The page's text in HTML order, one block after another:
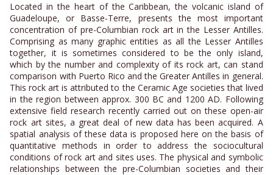
Located in the heart of the Caribbean, the volcanic island of
Guadeloupe, or Basse-Terre, presents the most important
concentration of pre-Columbian rock art in the Lesser Antilles.
Comprising as many graphic entities as all the Lesser Antilles
together, it is sometimes considered to be the only island,
which by the number and complexity of its rock art, can stand
comparison with Puerto Rico and the Greater Antilles in general.
This rock art is attributed to the Ceramic Age societies that lived
in the region between approx. 300 BC and 1200 AD. Following
extensive field research recently carried out on these open-air
rock art sites, a great deal of new data has been acquired. A
spatial analysis of these data is proposed here on the basis of
quantitative methods in order to address the sociocultural
conditions of rock art and sites uses. The physical and symbolic
relationships between the pre-Columbian societies and their